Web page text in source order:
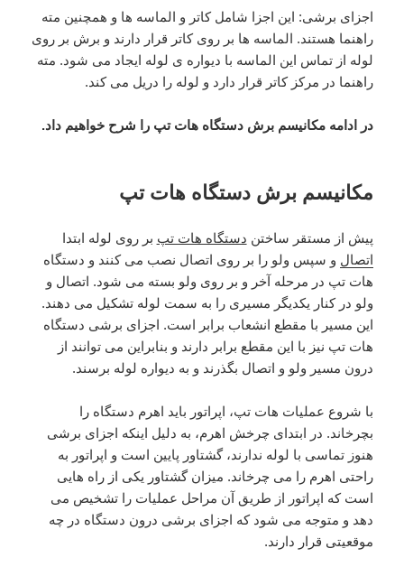
اجزای برشی: این اجزا شامل کاتر و الماسه ها و همچنین مته
راهنما هستند. الماسه ها بر روی کاتر قرار دارند و برش بر روی
لوله از تماس این الماسه با دیواره ی لوله ایجاد می شود. مته
راهنما در مرکز کاتر قرار دارد و لوله را دریل می کند.
در ادامه مکانیسم برش دستگاه هات تپ را شرح خواهیم داد.
مکانیسم برش دستگاه هات تپ
پیش از مستقر ساختن دستگاه هات تپ بر روی لوله ابتدا
اتصال و سپس ولو را بر روی اتصال نصب می کنند و دستگاه
هات تپ در مرحله آخر و بر روی ولو بسته می شود. اتصال و
ولو در کنار یکدیگر مسیری را به سمت لوله تشکیل می دهند.
این مسیر با مقطع انشعاب برابر است. اجزای برشی دستگاه
هات تپ نیز با این مقطع برابر دارند و بنابراین می توانند از
درون مسیر ولو و اتصال بگذرند و به دیواره لوله برسند.
با شروع عملیات هات تپ، اپراتور باید اهرم دستگاه را
بچرخاند. در ابتدای چرخش اهرم، به دلیل اینکه اجزای برشی
هنوز تماسی با لوله ندارند، گشتاور پایین است و اپراتور به
راحتی اهرم را می چرخاند. میزان گشتاور یکی از راه هایی
است که اپراتور از طریق آن مراحل عملیات را تشخیص می
دهد و متوجه می شود که اجزای برشی درون دستگاه در چه
موقعیتی قرار دارند.